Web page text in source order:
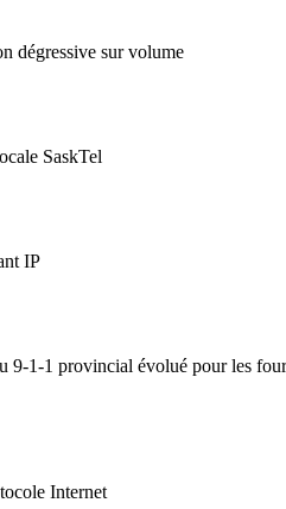
dégressive sur volume
SaskTel
IP
9-1-1 provincial évolué pour les
Internet